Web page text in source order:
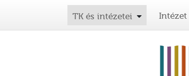
TK és intézetei Intézet